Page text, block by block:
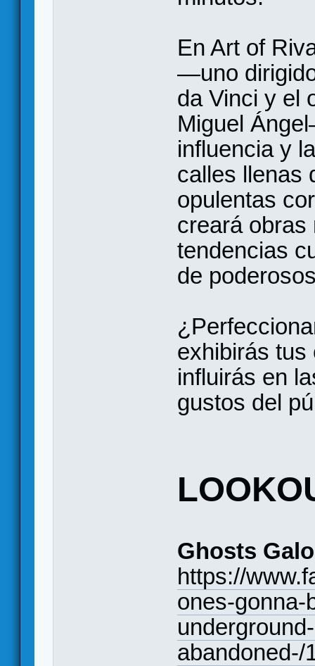
En Art of
—uno
da Vinci y el
Miguel
influencia y
calles llenas
opulentas
creará obras
tendencias
de
exhibirás tus
influirás en
gustos del
Ghosts
https://
ones-gonna-
abandoned-/